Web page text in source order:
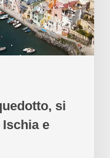
si
e